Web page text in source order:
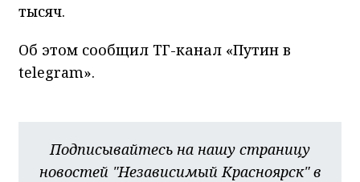
тысяч.
Об этом сообщил ТГ-канал «Путин в
telegram».
Подписывайтесь на нашу страницу
новостей "Независимый Красноярск" в